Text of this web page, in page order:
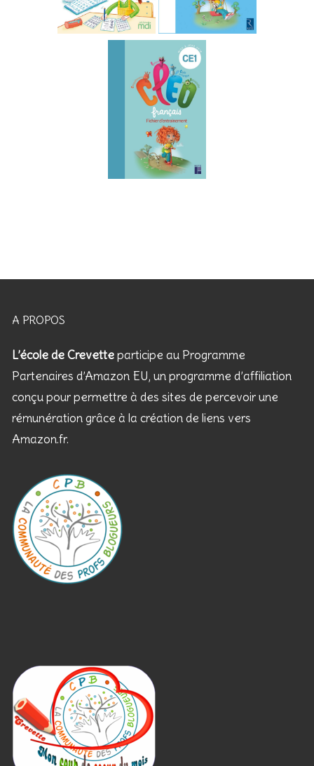
A PROPOS
L’école de Crevetteparticipe au Programme
Partenaires d’Amazon EU, un programme d’affiliation
conçu pour permettre à des sites de percevoir une
rémunération grâce à la création de liens vers
Amazon.fr.